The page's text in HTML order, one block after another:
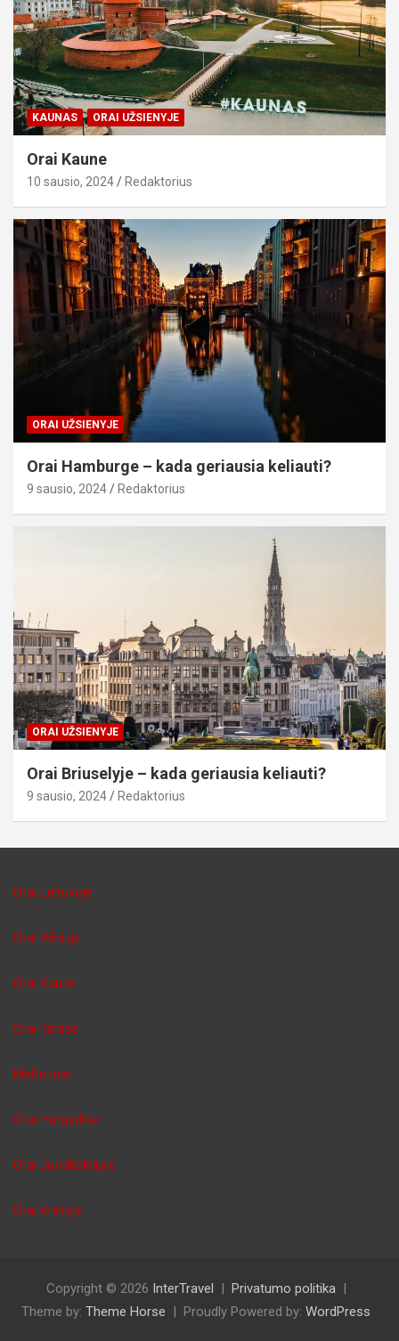
KAUNAS ORAI UŽSIENYJE
Orai Kaune
10 sausio, 2024 Redaktorius
ORAI UŽSIENYJE
Orai Hamburge – kada geriausia keliauti?
9 sausio, 2024 Redaktorius
ORAI UŽSIENYJE
Orai Briuselyje – kada geriausia keliauti?
9 sausio, 2024 Redaktorius
Orai Lietuvoje
Orai Vilniuje
Orai Kaune
Orai Tunise
Malta orai
Orai Hurgadoje
Orai Juodkalnijoje
Orai Kretoje
Copyright © 2026 InterTravel
Privatumo politika
Theme by: Theme Horse Proudly Powered by: WordPress